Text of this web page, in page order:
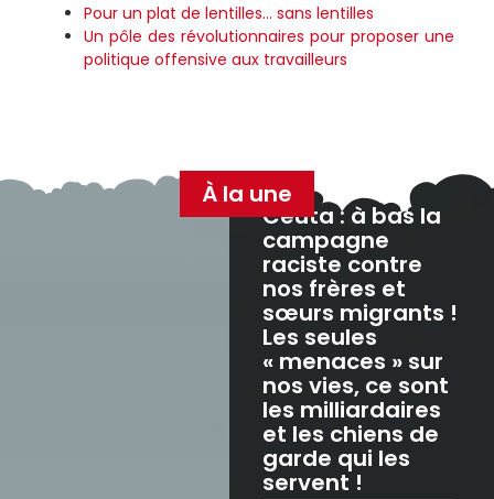
Pour un plat de lentilles… sans lentilles
Un pôle des révolutionnaires pour proposer une
politique offensive aux travailleurs
À la une
Ceuta : à bas la
campagne
raciste contre
nos frères et
sœurs migrants !
Les seules
« menaces » sur
nos vies, ce sont
les milliardaires
et les chiens de
garde qui les
servent !